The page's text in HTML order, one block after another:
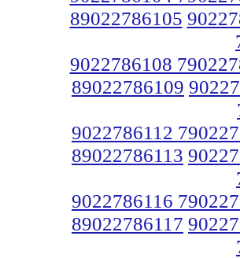
89022786105
9022786108
89022786109
9022786112
89022786113
9022786116
89022786117